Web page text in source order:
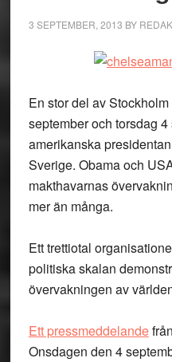
3 SEPTEMBER, 2013 BY
En stor del av
september och torsdag
amerikanska
Sverige. Obama och
makthavarnas
mer än många.
Ett trettiotal
politiska skalan
övervakningen av
Ett pressmeddelande
Onsdagen den 4